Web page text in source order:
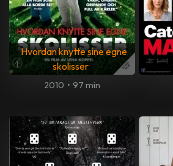
Hvordan knytte sine egne
skolisser
2010 • 97 min